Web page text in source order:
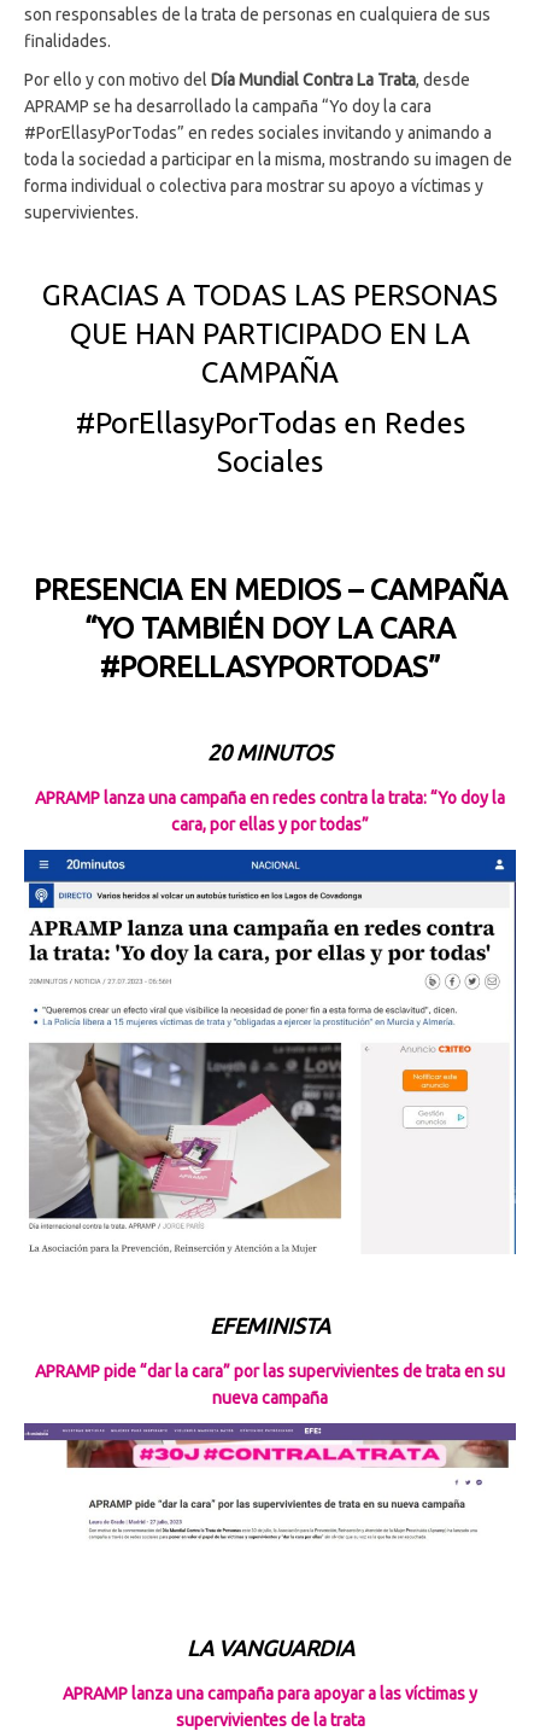
son responsables de la trata de personas en cualquiera de sus
finalidades.
Por ello y con motivo del Día Mundial Contra La Trata, desde
APRAMP se ha desarrollado la campaña “Yo doy la cara
#PorEllasyPorTodas” en redes sociales invitando y animando a
toda la sociedad a participar en la misma, mostrando su imagen de
forma individual o colectiva para mostrar su apoyo a víctimas y
supervivientes.
GRACIAS A TODAS LAS PERSONAS
QUE HAN PARTICIPADO EN LA
CAMPAÑA
#PorEllasyPorTodas en Redes
Sociales
PRESENCIA EN MEDIOS – CAMPAÑA
“YO TAMBIÉN DOY LA CARA
#PORELLASYPORTODAS”
20 MINUTOS
APRAMP lanza una campaña en redes contra la trata: “Yo doy la
cara, por ellas y por todas”
EFEMINISTA
APRAMP pide “dar la cara” por las supervivientes de trata en su
nueva campaña
LA VANGUARDIA
APRAMP lanza una campaña para apoyar a las víctimas y
supervivientes de la trata